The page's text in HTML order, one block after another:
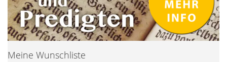
Meine Wunschliste